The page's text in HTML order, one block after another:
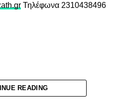
Τηλέφωνα 2310438496
READING